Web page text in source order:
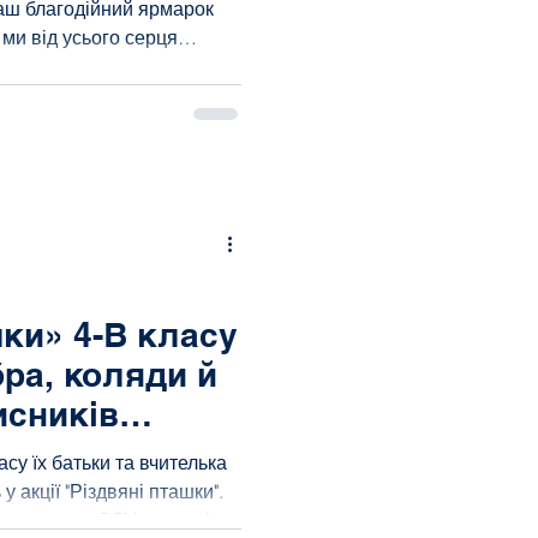
благодійний ярмарок
від усього серця
довели, що коли ми
4-В класу
коляди й
їх батьки та вчителька
акції "Різдвяні пташки".
для ЗСУ, цьогоріч